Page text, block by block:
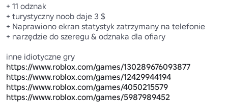
+ 11 odznak
+ turystyczny noob daje 3 $
+ Naprawiono ekran statystyk zatrzymany na telefonie
+ narzędzie do szeregu & odznaka dla ofiary
https://www.roblox.com/games/130289676093877
https://www.roblox.com/games/12429944194
https://www.roblox.com/games/4050215579
https://www.roblox.com/games/5987989452